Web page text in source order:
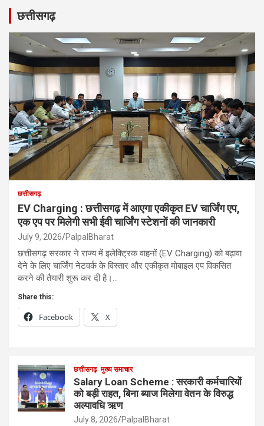
छत्तीसगढ़
छत्तीसगढ़
EV Charging : छत्तीसगढ़ में आएगा एकीकृत EV चार्जिंग एप,
एक एप पर मिलेगी सभी ईवी चार्जिंग स्टेशनों की जानकारी
July 9, 2026 PalpalBharat
छत्तीसगढ़ सरकार ने राज्य में इलेक्ट्रिक वाहनों (EV Charging) को बढ़ावा
देने के लिए चार्जिंग नेटवर्क के विस्तार और एकीकृत मोबाइल एप विकसित
करने की तैयारी शुरू कर दी है।…
Share this:
Facebook X
छत्तीसगढ़ मुख्य समाचार
Salary Loan Scheme : सरकारी कर्मचारियों
को बड़ी राहत, बिना ब्याज मिलेगा वेतन के विरुद्ध
अल्पावधि ऋण
July 8, 2026 PalpalBharat